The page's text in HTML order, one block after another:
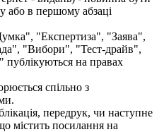
або в першому абзаці
"Експертиза", "Заява",
"Вибори", "Тест-драйв",
на правах
спільно з
передрук, чи наступне
містить посилання на